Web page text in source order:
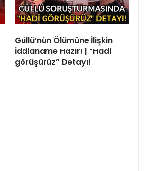
Güllü’nün Ölümüne İlişkin
İddianame Hazır! | “Hadi
görüşürüz” Detayı!